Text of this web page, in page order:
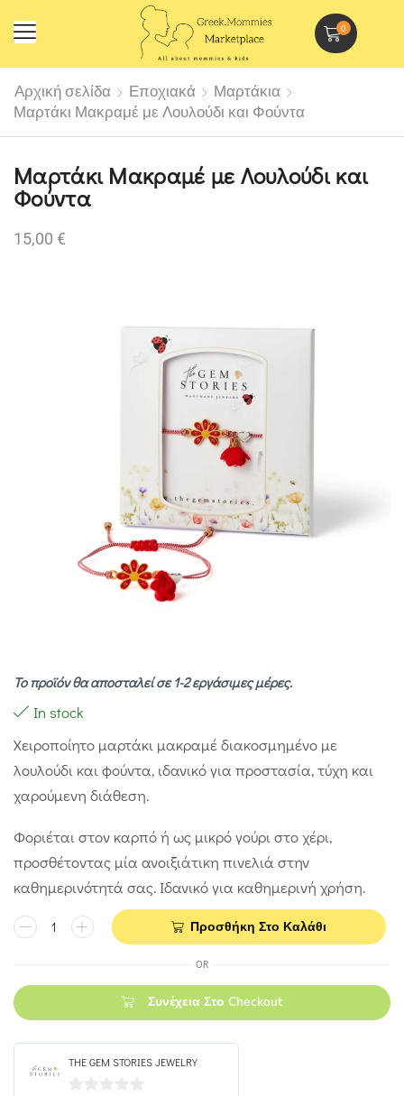
0
Αρχική σελίδα Εποχιακά
Μαρτάκια
Μαρτάκι Μακραμέ με Λουλούδι και Φούντα
Μαρτάκι Μακραμέ με Λουλούδι και
Φούντα
15,00 €
Το προϊόν θα αποσταλεί σε 1-2 εργάσιμες μέρες.
In stock
Χειροποίητο μαρτάκι μακραμέ διακοσμημένο με
λουλούδι και φούντα, ιδανικό για προστασία, τύχη και
χαρούμενη διάθεση.
Φοριέται στον καρπό ή ως μικρό γούρι στο χέρι,
προσθέτοντας μία ανοιξιάτικη πινελιά στην
καθημερινότητά σας. Ιδανικό για καθημερινή χρήση.
Προσθήκη Στο Καλάθι
OR
Συνέχεια Στο Checkout
THE GEM STORIES JEWELRY